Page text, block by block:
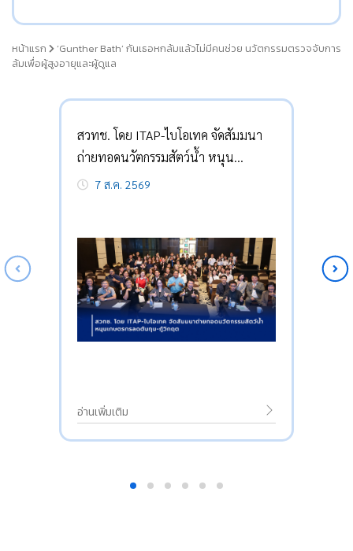
หน้าแรก
‘Gunther Bath’ กันเธอหกล้มแล้วไม่มีคนช่วย นวัตกรรมตรวจจับการ
ล้มเพื่อผู้สูงอายุและผู้ดูแล
สวทช. โดย ITAP-ไบโอเทค จัดสัมมนา
ถ่ายทอดนวัตกรรมสัตว์น้ำ หนุน
เกษตรกรลดต้นทุน-กู้วิกฤต
7 ส.ค. 2569
อ่านเพิ่มเติม